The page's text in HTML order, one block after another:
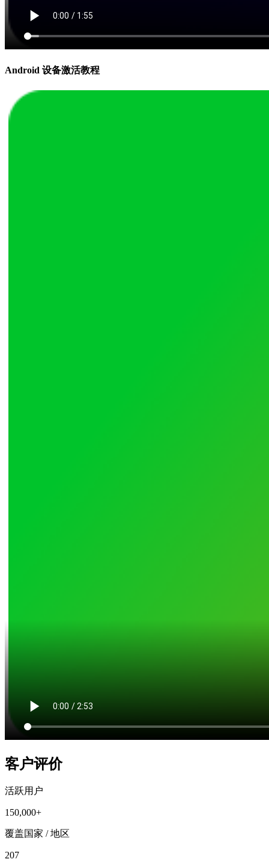
Android 设备激活教程
客户评价
活跃用户
150,000+
覆盖国家 / 地区
207